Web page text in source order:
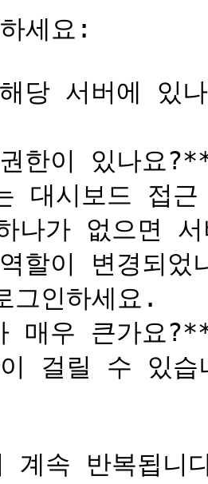
세요:
당 서버에 있
한이 있나요
대시보드 접
가 없으면 서
이 변경되었
그인하세요.
매우 큰가요
이 걸릴 수 있
계속 반복됩니